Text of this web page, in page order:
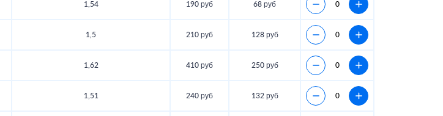
1,54 190 руб 68 руб
1,5 210 руб 128 руб
1,62 410 руб 250 руб
1,51 240 руб 132 руб